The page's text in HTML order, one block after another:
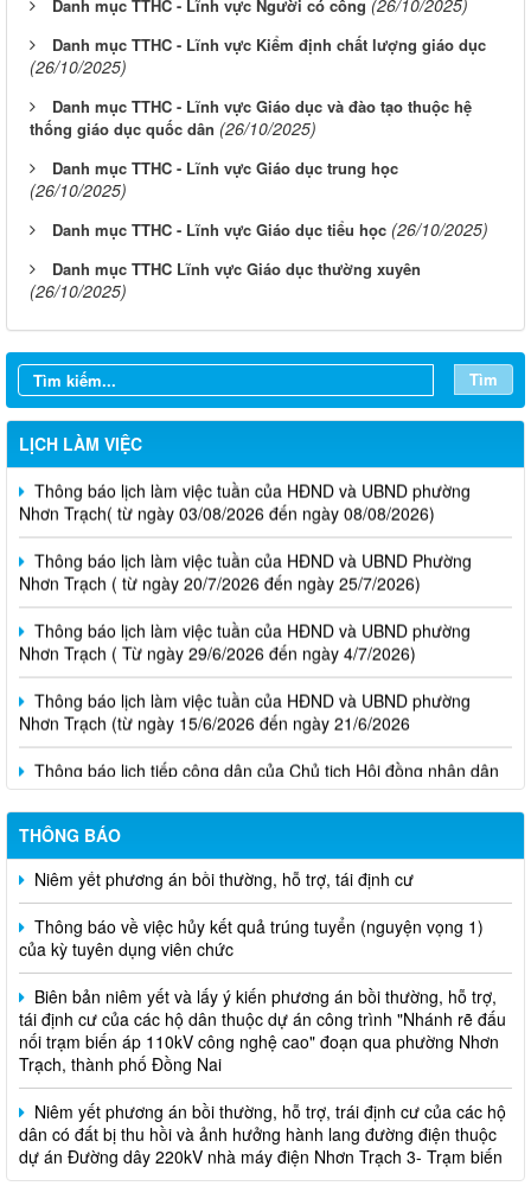
Danh mục TTHC - Lĩnh vực Người có công
Danh mục TTHC - Lĩnh vực Kiểm định chất lượng giáo dục
(26/10/2025)
Danh mục TTHC - Lĩnh vực Giáo dục và đào tạo thuộc hệ
thống giáo dục quốc dân (26/10/2025)
Danh mục TTHC - Lĩnh vực Giáo dục trung học
(26/10/2025)
Danh mục TTHC - Lĩnh vực Giáo dục tiểu học (26/10/2025)
Danh mục TTHC Lĩnh vực Giáo dục thường xuyên
(26/10/2025)
Tìm
LỊCH LÀM VIỆC
Thông báo lịch làm việc tuần của HĐND và UBND phường
Nhơn Trạch( từ ngày 03/08/2026 đến ngày 08/08/2026)
Thông báo lịch làm việc tuần của HĐND và UBND Phường
Nhơn Trạch ( từ ngày 20/7/2026 đến ngày 25/7/2026)
Thông báo lịch làm việc tuần của HĐND và UBND phường
Nhơn Trạch ( Từ ngày 29/6/2026 đến ngày 4/7/2026)
Thông báo lịch làm việc tuần của HĐND và UBND phường
Nhơn Trạch (từ ngày 15/6/2026 đến ngày 21/6/2026
Thông báo lịch tiếp công dân của Chủ tịch Hội đồng nhân dân
phường tại các khu phố trên địa bàn phường Nhơn Trạch năm
THÔNG BÁO
Niêm yết phương án bồi thường, hỗ trợ, tái định cư
Thông báo về việc hủy kết quả trúng tuyển (nguyện vọng 1)
của kỳ tuyên dụng viên chức
Biên bản niêm yết và lấy ý kiến phương án bồi thường, hỗ trợ,
tái định cư của các hộ dân thuộc dự án công trình "Nhánh rẽ đấu
nối trạm biến áp 110kV công nghệ cao" đoạn qua phường Nhơn
Trạch, thành phố Đồng Nai
Niêm yết phương án bồi thường, hỗ trợ, trái định cư của các hộ
dân có đất bị thu hồi và ảnh hưởng hành lang đường điện thuộc
dự án Đường dây 220kV nhà máy điện Nhơn Trạch 3- Trạm biến
áp kV Long Thành